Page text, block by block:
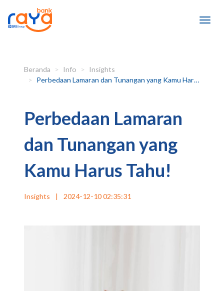
Beranda Info
Insights
Perbedaan Lamaran dan Tunangan yang Kamu Harus Tahu!
Perbedaan Lamaran
dan Tunangan yang
Kamu Harus Tahu!
Insights | 2024-12-10 02:35:31